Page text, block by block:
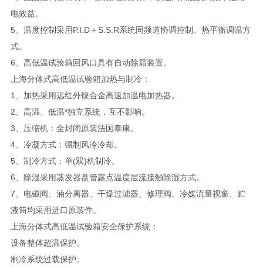
电效益。
5、温度控制采用P.I.D＋S.S.R系统同频道协调控制。热平衡调温方
式。
6、高低温试验箱回风口具有自动除霜装置。
上海分体式高低温试验箱加热与制冷：
1、加热采用远红外镍合金高速加温电加热器。
2、高温、低温*独立系统，互不影响。
3、压缩机：全封闭原装法国泰康。
4、冷凝方式：强制风冷冷却。
5、制冷方式：单(双)机制冷。
6、除湿采用蒸发器盘管露点温度层流接触除湿方式。
7、电磁阀、油分离器、干燥过滤器、修理阀、冷媒流量视窗、贮
液筒均采用进口原装件。
上海分体式高低温试验箱安全保护系统：
设备整体超温保护。
制冷系统过载保护。